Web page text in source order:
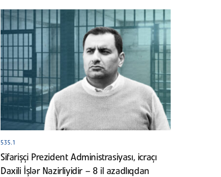
535.1
Sifarişçi Prezident Administrasiyası, icraçı
Daxili İşlər Nazirliyidir – 8 il azadlıqdan